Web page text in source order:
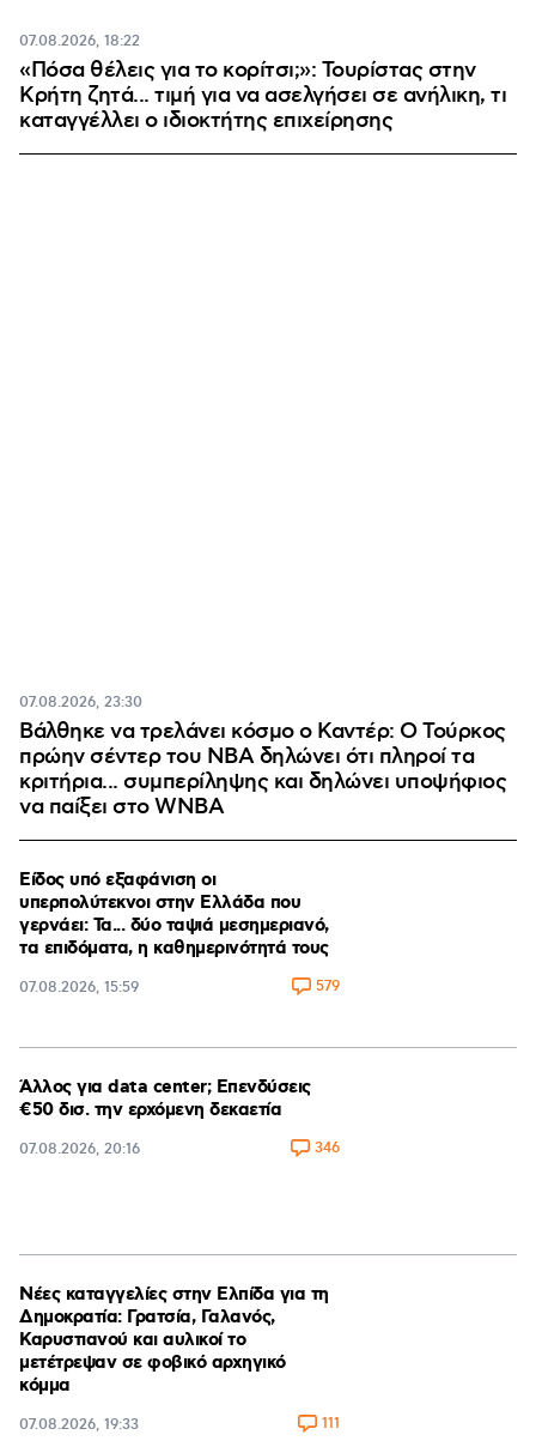
«Πόσα θέλεις για το κορίτσι;»: Τουρίστας στην
Κρήτη ζητά... τιμή για να ασελγήσει σε ανήλικη, τι
καταγγέλλει ο ιδιοκτήτης επιχείρησης
07.08.2026, 18:22
Βάλθηκε να τρελάνει κόσμο ο Καντέρ: Ο Τούρκος
πρώην σέντερ του NBA δηλώνει ότι πληροί τα
κριτήρια... συμπερίληψης και δηλώνει υποψήφιος
να παίξει στο WNBA
07.08.2026, 23:30
Είδος υπό εξαφάνιση οι
υπερπολύτεκνοι στην Ελλάδα που
γερνάει: Τα... δύο ταψιά μεσημεριανό,
τα επιδόματα, η καθημερινότητά τους
07.08.2026, 15:59 579
Άλλος για data center; Επενδύσεις
€50 δισ. την ερχόμενη δεκαετία
07.08.2026, 20:16 346
Νέες καταγγελίες στην Ελπίδα για τη
Δημοκρατία: Γρατσία, Γαλανός,
Καρυστιανού και αυλικοί το
μετέτρεψαν σε φοβικό αρχηγικό
κόμμα
07.08.2026, 19:33 111